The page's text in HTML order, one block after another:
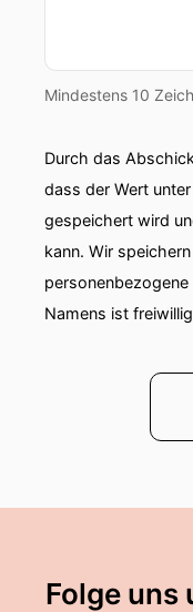
Mindestens 10
Durch das
dass der Wert
gespeichert wird
kann. Wir
Namens ist
Folge uns